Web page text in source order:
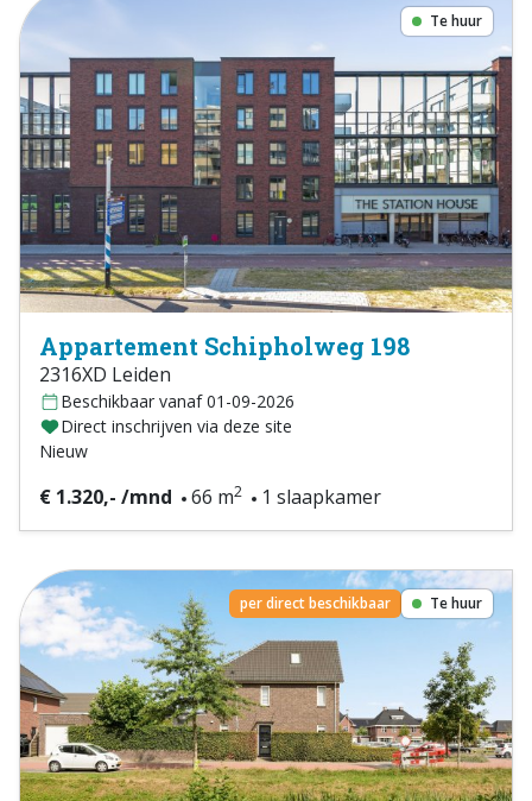
Te huur
Appartement Schipholweg 198
2316XD Leiden
Beschikbaar vanaf 01-09-2026
Direct inschrijven via deze site
Nieuw
€ 1.320,- /mnd 66 m2 1 slaapkamer
per direct beschikbaar Te huur